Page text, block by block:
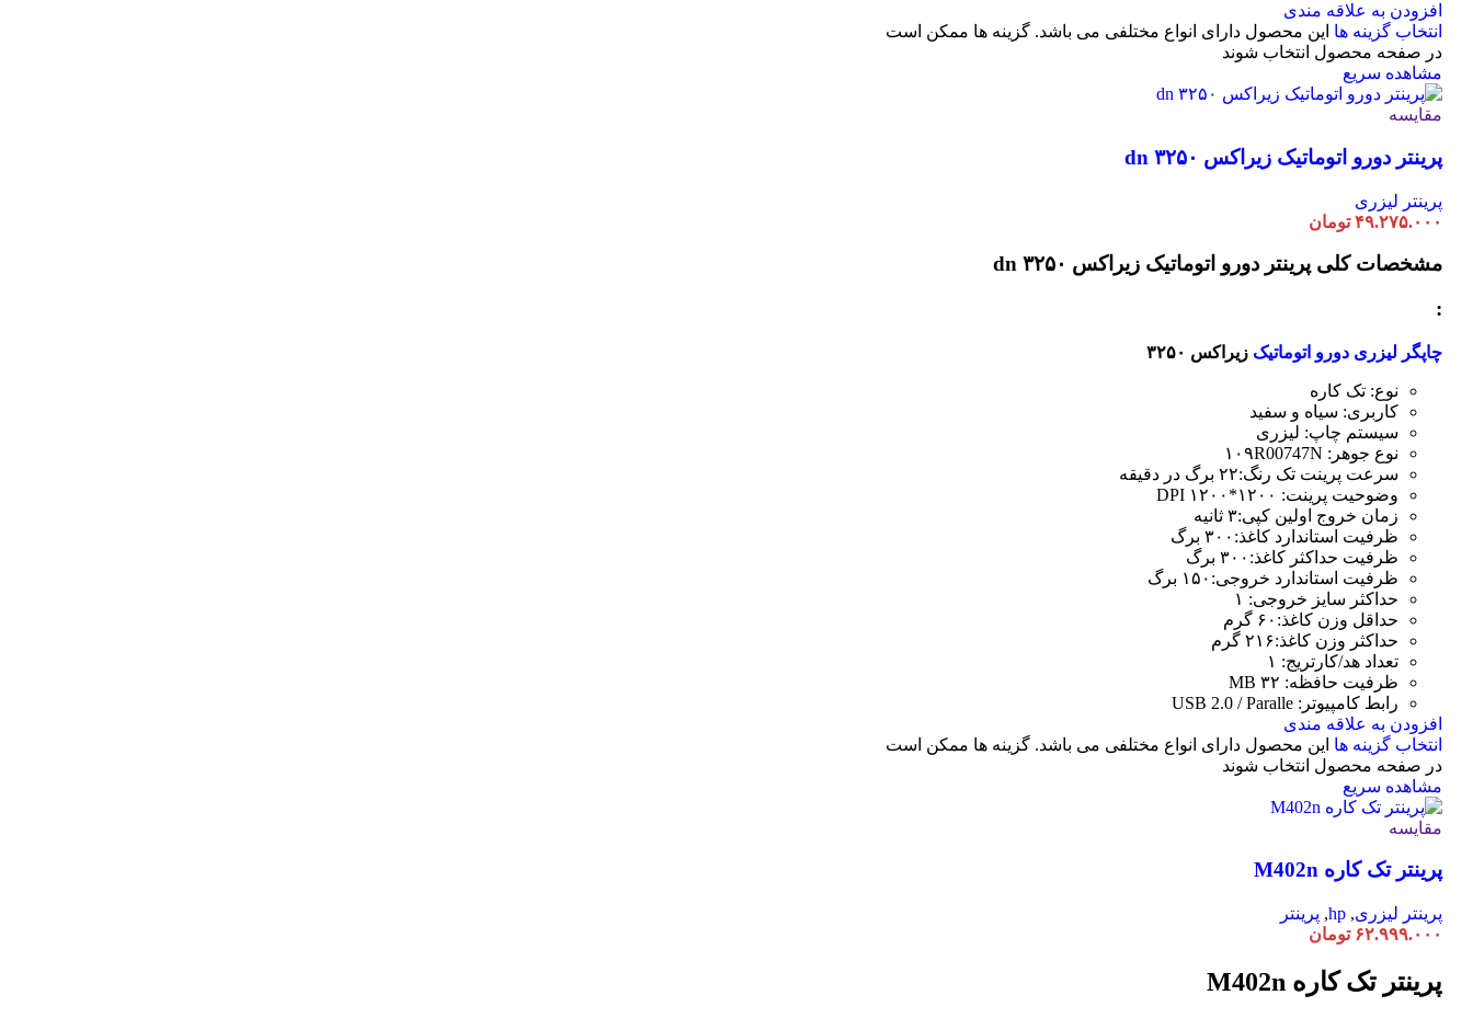
افزودن به علاقه مندی
انتخاب گزینه ها این محصول دارای انواع مختلفی می باشد. گزینه ها ممکن است
در صفحه محصول انتخاب شوند
مشاهده سریع
مقایسه
پرینتر دورو اتوماتیک زیراکس dn ۳۲۵۰
پرینتر لیزری
۴۹.۲۷۵.۰۰۰ تومان
مشخصات کلی پرینتر دورو اتوماتیک زیراکس dn ۳۲۵۰
:
چاپگر لیزری دورو اتوماتیک زیراکس ۳۲۵۰
نوع: تک کاره
کاربری: سیاه و سفید
سیستم چاپ: لیزری
نوع جوهر: ۱۰۹R00747N
سرعت پرینت تک رنگ:۲۲ برگ در دقیقه
وضوحیت پرینت: ۱۲۰۰*۱۲۰۰ DPI
زمان خروج اولین کپی:۳ ثانیه
ظرفیت استاندارد کاغذ:۳۰۰ برگ
ظرفیت حداکثر کاغذ:۳۰۰ برگ
ظرفیت استاندارد خروجی:۱۵۰ برگ
حداکثر سایز خروجی: ۱
حداقل وزن کاغذ:۶۰ گرم
حداکثر وزن کاغذ:۲۱۶ گرم
تعداد هد/کارتریج: ۱
ظرفیت حافظه: ۳۲ MB
رابط کامپیوتر: USB 2.0 / Paralle
افزودن به علاقه مندی
انتخاب گزینه ها این محصول دارای انواع مختلفی می باشد. گزینه ها ممکن است
در صفحه محصول انتخاب شوند
مشاهده سریع
مقایسه
پرینتر تک کاره M402n
پرینتر لیزری,
hp
, پرینتر
۶۲.۹۹۹.۰۰۰ تومان
پرینتر تک کاره M402n